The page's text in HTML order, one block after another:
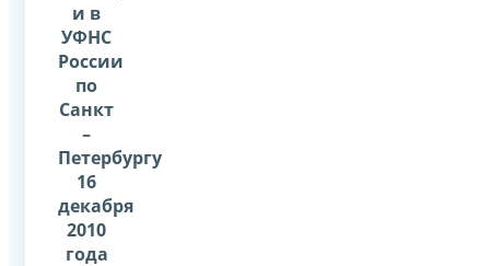
и в
УФНС
России
по
Санкт
–
Петербургу
16
декабря
2010
года